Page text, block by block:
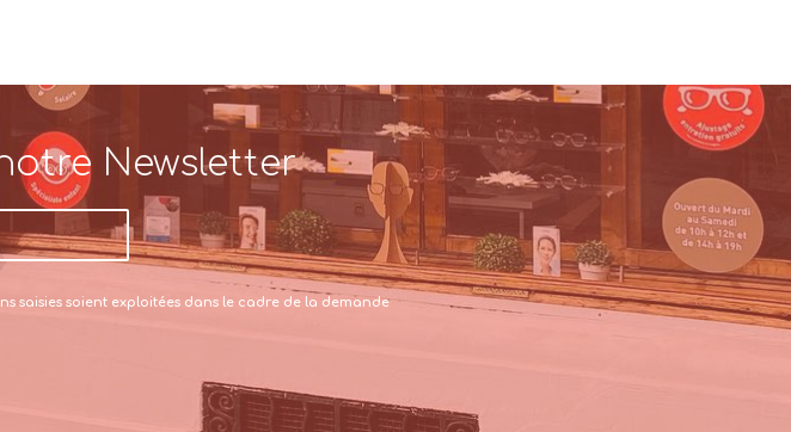
Newsletter
saisies soient exploitées dans le cadre de la demande